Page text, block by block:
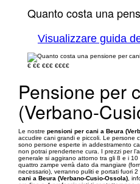
Quanto costa una
Visualizzare guida
€ €€ €€€ €€€€
Pensione per
(Verbano-
Le nostre pensioni per cani a Beura
accudire cani grandi e piccoli. Le persone
sono persone esperte in addestramento
non potrai prendertene cura. I prezzi per
generale si aggirano attorno tra gli 8 e i 10
quattro zampe verrà dato da mangiare
necessario), verranno puliti e portati fuori
cani a Beura (Verbano-Cusio-Ossola) ,